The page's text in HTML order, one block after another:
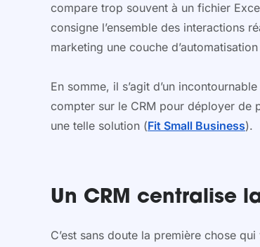
compare trop souvent à un fichier
consigne l’ensemble des interactions
marketing une couche
En somme, il s’agit d’un
compter sur le CRM pour déployer de
une telle solution (Fit Small Business).
Un CRM centralise
C’est sans doute la première chose